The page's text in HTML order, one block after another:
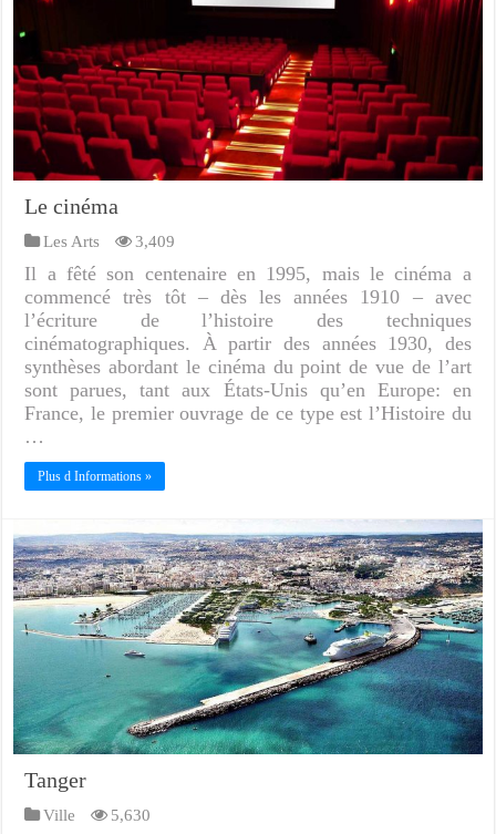
Le cinéma
Les Arts 3,409
Il a fêté son centenaire en 1995, mais le cinéma a
commencé très tôt – dès les années 1910 – avec
l’écriture de l’histoire des techniques
cinématographiques. À partir des années 1930, des
synthèses abordant le cinéma du point de vue de l’art
sont parues, tant aux États-Unis qu’en Europe: en
France, le premier ouvrage de ce type est l’Histoire du
…
Plus d Informations »
Tanger
Ville 5,630